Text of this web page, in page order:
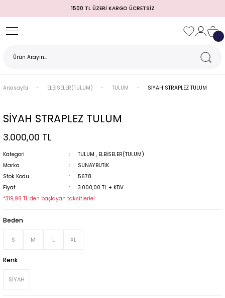
1500 TL ÜZERİ KARGO ÜCRETSİZ
Geri Dön
Geri Dön
Geri Dön
Geri Dön
Geri Dön
Geri Dön
Geri Dön
Anasayfa ELBİSELER(TULUM) TULUM SİYAH STRAPLEZ TULUM
SİYAH STRAPLEZ TULUM
3.000,00 TL
Kategori TULUM , ELBİSELER(TULUM)
Marka
SUNAYBUTİK
Stok Kodu
5678
Fiyat
3.000,00 TL + KDV
*319,98 TL den başlayan taksitlerle!
Beden
S M L XL
Renk
SİYAH